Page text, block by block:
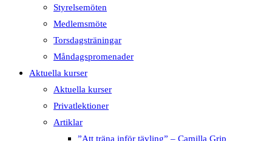
Styrelsemöten
Medlemsmöte
Torsdagsträningar
Måndagspromenader
Aktuella kurser
Aktuella kurser
Privatlektioner
Artiklar
”Att träna inför tävling” – Camilla Grip